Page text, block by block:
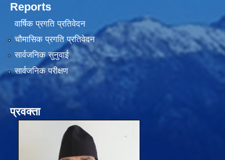
Reports
वार्षिक प्रगति प्रतिवेदन
चौमासिक प्रगति प्रतिवेदन
सार्वजनिक सुनुवाई
सार्वजनिक परीक्षण
प्रवक्ता